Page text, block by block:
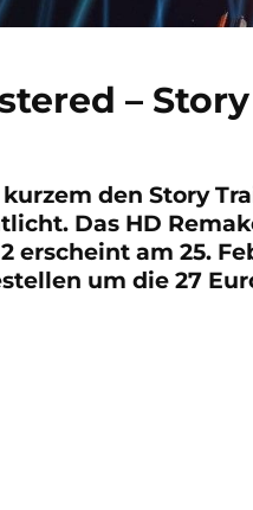
–
den Story
Das HD
erscheint am 25.
um die 27